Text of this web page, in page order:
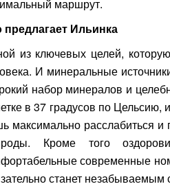
маршрут.
предлагает Ильинка
из ключевых целей,
И минеральные
набор минералов и
в 37 градусов по
максимально расслабиться
Кроме того
современные
станет